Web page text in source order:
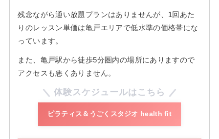
残念ながら通い放題プランはありませんが、1回あた
りのレッスン単価は亀戸エリアで低水準の価格帯にな
っています。
また、亀戸駅から徒歩5分圏内の場所にありますので
アクセスも悪くありません。
体験スケジュールはこちら
ピラティス＆うごくスタジオ health fit